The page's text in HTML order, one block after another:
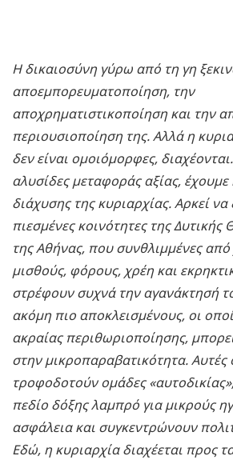
Η δικαιοσύνη γύρω από τη γη
αποεμπορευματοποίηση, την
αποχρηματιστικοποίηση και την
περιουσιοποίηση της. Αλλά η
δεν είναι ομοιόμορφες,
αλυσίδες μεταφοράς αξίας, έχουμε
διάχυσης της κυριαρχίας. Αρκεί να
πιεσμένες κοινότητες της Δυτικής
της Αθήνας, που συνθλιμμένες
μισθούς, φόρους, χρέη και
στρέφουν συχνά την αγανάκτησή
ακόμη πιο αποκλεισμένους, οι
ακραίας περιθωριοποίησης,
στην μικροπαραβατικότητα. Αυτές
τροφοδοτούν ομάδες
πεδίο δόξης λαμπρό για μικρούς
ασφάλεια και συγκεντρώνουν
Εδώ, η κυριαρχία διαχέεται προς